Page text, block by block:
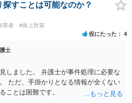
探すことは可能なのか？
害者 #炎上対策
役にたった 4
士
しました。 弁護士が事件処理に必要な
ただ、手掛かりとなる情報が全くない
ことは困難です。